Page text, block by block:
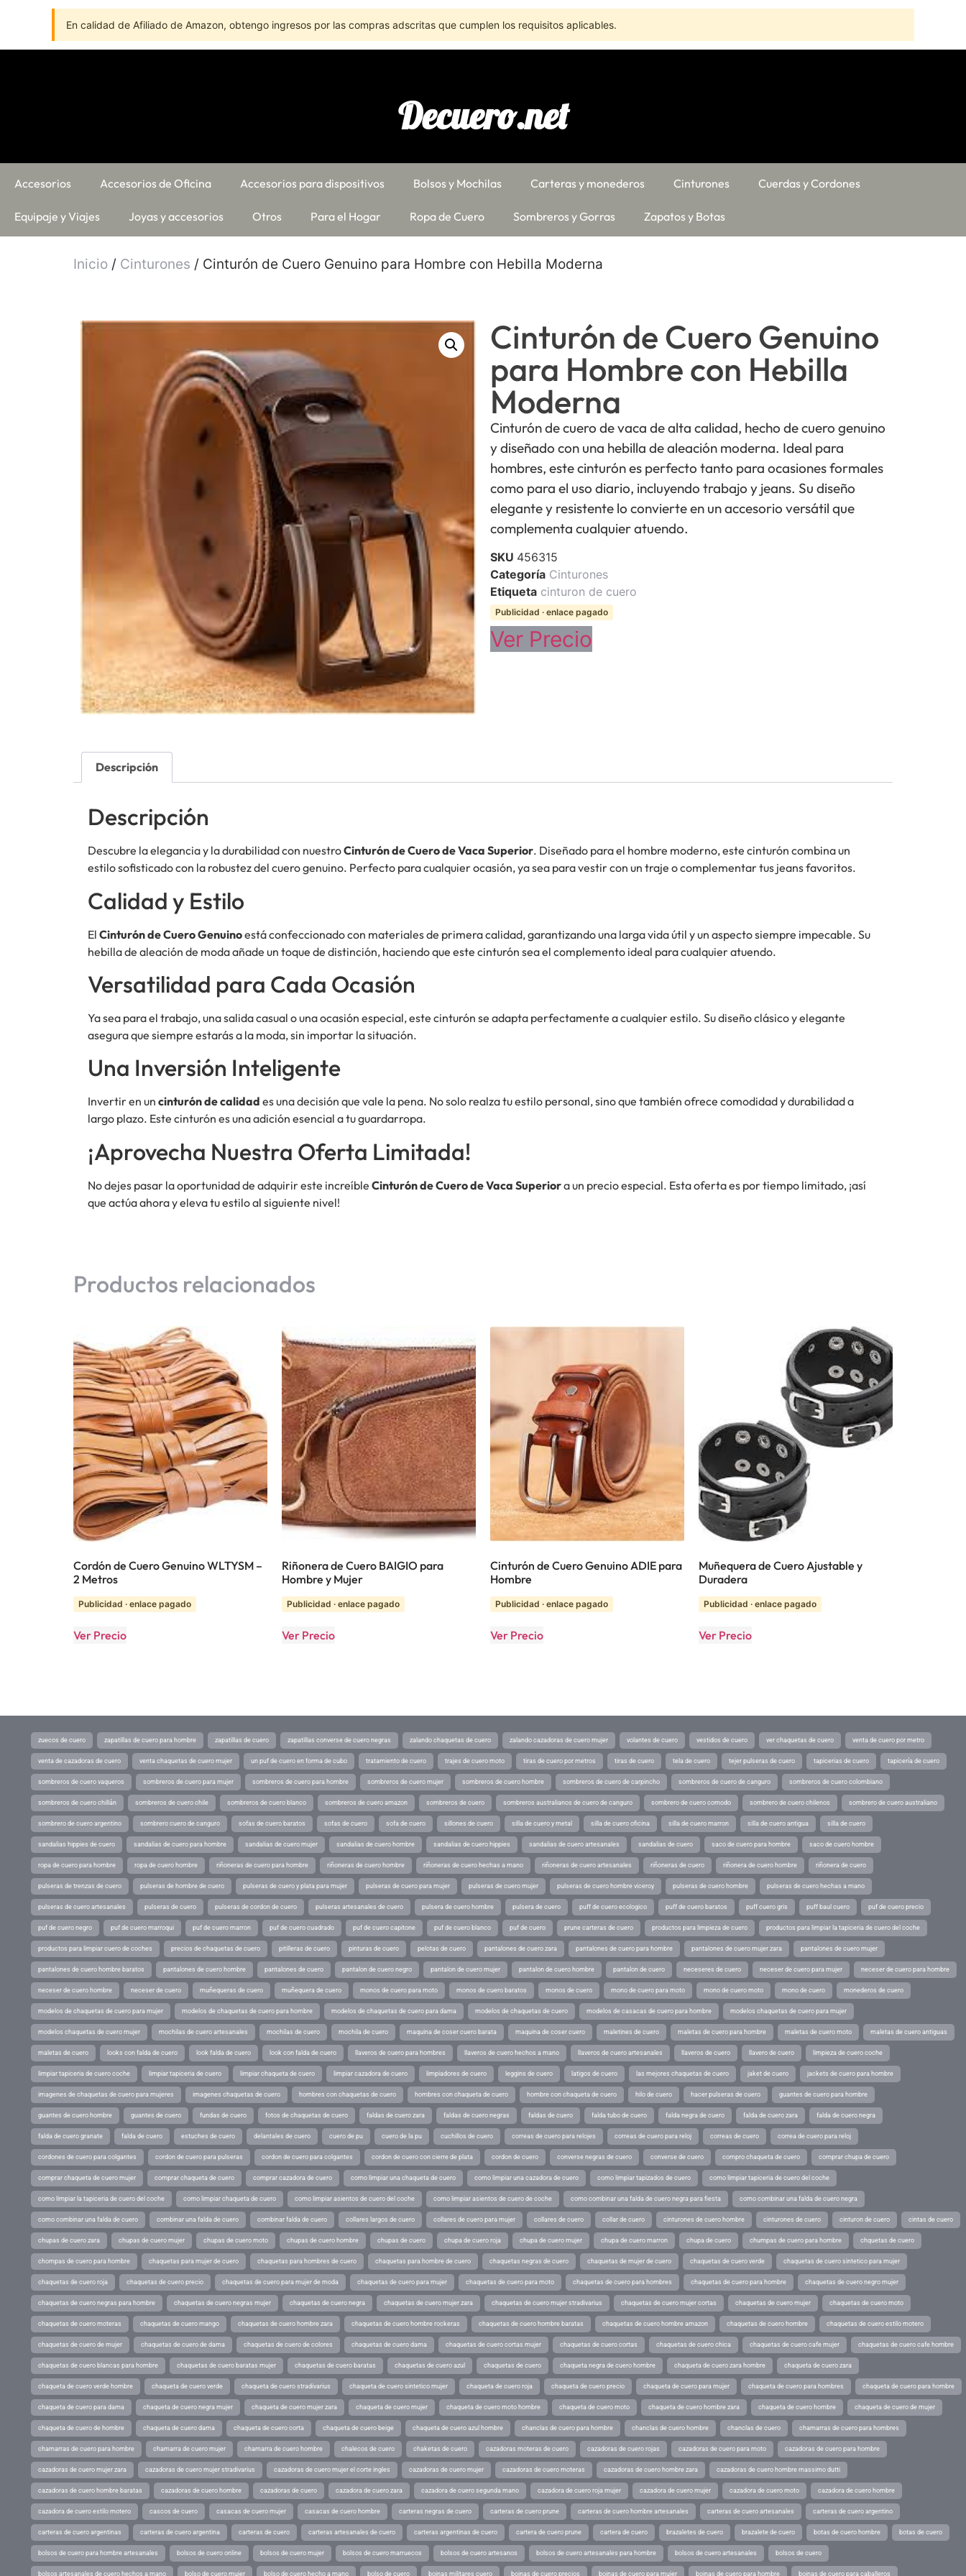
En calidad de Afiliado de Amazon, obtengo ingresos por las compras adscritas que cumplen los requisitos aplicables.
Decuero.net
Accesorios Accesorios de Oficina Accesorios para dispositivos Bolsos y Mochilas Carteras y monederos Cinturones Cuerdas y Cordones
Equipaje y Viajes Joyas y accesorios Otros Para el Hogar Ropa de Cuero Sombreros y Gorras Zapatos y Botas
Inicio / Cinturones / Cinturón de Cuero Genuino para Hombre con Hebilla Moderna
Cinturón de Cuero Genuino
para Hombre con Hebilla
Moderna
Cinturón de cuero de vaca de alta calidad, hecho de cuero genuino
y diseñado con una hebilla de aleación moderna. Ideal para
hombres, este cinturón es perfecto tanto para ocasiones formales
como para el uso diario, incluyendo trabajo y jeans. Su diseño
elegante y resistente lo convierte en un accesorio versátil que
complementa cualquier atuendo.
SKU 456315
Categoría Cinturones
Etiqueta cinturon de cuero
Publicidad · enlace pagado
Ver Precio
Descripción
Descripción
Descubre la elegancia y la durabilidad con nuestroCinturón de Cuero de Vaca Superior. Diseñado para el hombre moderno, este cinturón combina un
estilo sofisticado con la robustez del cuero genuino. Perfecto para cualquier ocasión, ya sea para vestir con un traje o complementar tus jeans favoritos.
Calidad y Estilo
El Cinturón de Cuero Genuinoestá confeccionado con materiales de primera calidad, garantizando una larga vida útil y un aspecto siempre impecable. Su
hebilla de aleación de moda añade un toque de distinción, haciendo que este cinturón sea el complemento ideal para cualquier atuendo.
Versatilidad para Cada Ocasión
Ya sea para el trabajo, una salida casual o una ocasión especial, este cinturón se adapta perfectamente a cualquier estilo. Su diseño clásico y elegante
asegura que siempre estarás a la moda, sin importar la situación.
Una Inversión Inteligente
Invertir en un cinturón de calidad es una decisión que vale la pena. No solo realza tu estilo personal, sino que también ofrece comodidad y durabilidad a
largo plazo. Este cinturón es una adición esencial a tu guardarropa.
¡Aprovecha Nuestra Oferta Limitada!
No dejes pasar la oportunidad de adquirir este increíble Cinturón de Cuero de Vaca Superiora un precio especial. Esta oferta es por tiempo limitado, ¡así
que actúa ahora y eleva tu estilo al siguiente nivel!
Productos relacionados
Cordón de Cuero Genuino WLTYSM –
2 Metros
Publicidad · enlace pagado
Ver Precio
Riñonera de Cuero BAIGIO para
Hombre y Mujer
Publicidad · enlace pagado
Ver Precio
Cinturón de Cuero Genuino ADIE para
Hombre
Publicidad · enlace pagado
Ver Precio
Muñequera de Cuero Ajustable y
Duradera
Publicidad · enlace pagado
Ver Precio
zuecos de cuero zapatillas de cuero para hombre zapatillas de cuero zapatillas converse de cuero negras zalando chaquetas de cuero zalando cazadoras de cuero mujer volantes de cuero vestidos de cuero ver chaquetas de cuero venta de cuero por metro
venta de cazadoras de cuero venta chaquetas de cuero mujer un puf de cuero en forma de cubo tratamiento de cuero trajes de cuero moto tiras de cuero por metros tiras de cuero tela de cuero tejer pulseras de cuero tapicerias de cuero tapicería de cuero
sombreros de cuero vaqueros sombreros de cuero para mujer sombreros de cuero para hombre sombreros de cuero mujer sombreros de cuero hombre sombreros de cuero de carpincho sombreros de cuero de canguro sombreros de cuero colombiano
sombreros de cuero chillán sombreros de cuero chile sombreros de cuero blanco sombreros de cuero amazon sombreros de cuero sombreros australianos de cuero de canguro sombrero de cuero comodo sombrero de cuero chilenos sombrero de cuero australiano
sombrero de cuero argentino sombrero cuero de canguro sofas de cuero baratos sofas de cuero sofa de cuero sillones de cuero silla de cuero y metal silla de cuero oficina silla de cuero marron silla de cuero antigua silla de cuero
sandalias hippies de cuero sandalias de cuero para hombre sandalias de cuero mujer sandalias de cuero hombre sandalias de cuero hippies sandalias de cuero artesanales sandalias de cuero saco de cuero para hombre saco de cuero hombre
ropa de cuero para hombre ropa de cuero hombre riñoneras de cuero para hombre riñoneras de cuero hombre riñoneras de cuero hechas a mano riñoneras de cuero artesanales riñoneras de cuero riñonera de cuero hombre riñonera de cuero
pulseras de trenzas de cuero pulseras de hombre de cuero pulseras de cuero y plata para mujer pulseras de cuero para mujer pulseras de cuero mujer pulseras de cuero hombre viceroy pulseras de cuero hombre pulseras de cuero hechas a mano
pulseras de cuero artesanales pulseras de cuero pulseras de cordon de cuero pulseras artesanales de cuero pulsera de cuero hombre pulsera de cuero puff de cuero ecologico puff de cuero baratos puff cuero gris puff baul cuero puf de cuero precio
puf de cuero negro puf de cuero marroqui puf de cuero marron puf de cuero cuadrado puf de cuero capitone puf de cuero blanco puf de cuero prune carteras de cuero productos para limpieza de cuero productos para limpiar la tapiceria de cuero del coche
productos para limpiar cuero de coches precios de chaquetas de cuero pitilleras de cuero pinturas de cuero pelotas de cuero pantalones de cuero zara pantalones de cuero para hombre pantalones de cuero mujer zara pantalones de cuero mujer
pantalones de cuero hombre baratos pantalones de cuero hombre pantalones de cuero pantalon de cuero negro pantalon de cuero mujer pantalon de cuero hombre pantalon de cuero neceseres de cuero neceser de cuero para mujer neceser de cuero para hombre
neceser de cuero hombre neceser de cuero muñequeras de cuero muñequera de cuero monos de cuero para moto monos de cuero baratos monos de cuero mono de cuero para moto mono de cuero moto mono de cuero monederos de cuero
modelos de chaquetas de cuero para mujer modelos de chaquetas de cuero para hombre modelos de chaquetas de cuero para dama modelos de chaquetas de cuero modelos de casacas de cuero para hombre modelos chaquetas de cuero para mujer
modelos chaquetas de cuero mujer mochilas de cuero artesanales mochilas de cuero mochila de cuero maquina de coser cuero barata maquina de coser cuero maletines de cuero maletas de cuero para hombre maletas de cuero moto maletas de cuero antiguas
maletas de cuero looks con falda de cuero look falda de cuero look con falda de cuero llaveros de cuero para hombres llaveros de cuero hechos a mano llaveros de cuero artesanales llaveros de cuero llavero de cuero limpieza de cuero coche
limpiar tapiceria de cuero coche limpiar tapiceria de cuero limpiar chaqueta de cuero limpiar cazadora de cuero limpiadores de cuero leggins de cuero latigos de cuero las mejores chaquetas de cuero jaket de cuero jackets de cuero para hombre
imagenes de chaquetas de cuero para mujeres imagenes chaquetas de cuero hombres con chaquetas de cuero hombres con chaqueta de cuero hombre con chaqueta de cuero hilo de cuero hacer pulseras de cuero guantes de cuero para hombre
guantes de cuero hombre guantes de cuero fundas de cuero fotos de chaquetas de cuero faldas de cuero zara faldas de cuero negras faldas de cuero falda tubo de cuero falda negra de cuero falda de cuero zara falda de cuero negra
falda de cuero granate falda de cuero estuches de cuero delantales de cuero cuero de pu cuero de la pu cuchillos de cuero correas de cuero para relojes correas de cuero para reloj correas de cuero correa de cuero para reloj
cordones de cuero para colgantes cordon de cuero para pulseras cordon de cuero para colgantes cordon de cuero con cierre de plata cordon de cuero converse negras de cuero converse de cuero compro chaqueta de cuero comprar chupa de cuero
comprar chaqueta de cuero mujer comprar chaqueta de cuero comprar cazadora de cuero como limpiar una chaqueta de cuero como limpiar una cazadora de cuero como limpiar tapizados de cuero como limpiar tapiceria de cuero del coche
como limpiar la tapiceria de cuero del coche como limpiar chaqueta de cuero como limpiar asientos de cuero del coche como limpiar asientos de cuero de coche como combinar una falda de cuero negra para fiesta como combinar una falda de cuero negra
como combinar una falda de cuero combinar una falda de cuero combinar falda de cuero collares largos de cuero collares de cuero para mujer collares de cuero collar de cuero cinturones de cuero hombre cinturones de cuero cinturon de cuero cintas de cuero
chupas de cuero zara chupas de cuero mujer chupas de cuero moto chupas de cuero hombre chupas de cuero chupa de cuero roja chupa de cuero mujer chupa de cuero marron chupa de cuero chumpas de cuero para hombre chquetas de cuero
chompas de cuero para hombre chaquetas para mujer de cuero chaquetas para hombres de cuero chaquetas para hombre de cuero chaquetas negras de cuero chaquetas de mujer de cuero chaquetas de cuero verde chaquetas de cuero sintetico para mujer
chaquetas de cuero roja chaquetas de cuero precio chaquetas de cuero para mujer de moda chaquetas de cuero para mujer chaquetas de cuero para moto chaquetas de cuero para hombres chaquetas de cuero para hombre chaquetas de cuero negro mujer
chaquetas de cuero negras para hombre chaquetas de cuero negras mujer chaquetas de cuero negra chaquetas de cuero mujer zara chaquetas de cuero mujer stradivarius chaquetas de cuero mujer cortas chaquetas de cuero mujer chaquetas de cuero moto
chaquetas de cuero moteras chaquetas de cuero mango chaquetas de cuero hombre zara chaquetas de cuero hombre rockeras chaquetas de cuero hombre baratas chaquetas de cuero hombre amazon chaquetas de cuero hombre chaquetas de cuero estilo motero
chaquetas de cuero de mujer chaquetas de cuero de dama chaquetas de cuero de colores chaquetas de cuero dama chaquetas de cuero cortas mujer chaquetas de cuero cortas chaquetas de cuero chica chaquetas de cuero cafe mujer chaquetas de cuero cafe hombre
chaquetas de cuero blancas para hombre chaquetas de cuero baratas mujer chaquetas de cuero baratas chaquetas de cuero azul chaquetas de cuero chaqueta negra de cuero hombre chaqueta de cuero zara hombre chaqueta de cuero zara
chaqueta de cuero verde hombre chaqueta de cuero verde chaqueta de cuero stradivarius chaqueta de cuero sintetico mujer chaqueta de cuero roja chaqueta de cuero precio chaqueta de cuero para mujer chaqueta de cuero para hombres chaqueta de cuero para hombre
chaqueta de cuero para dama chaqueta de cuero negra mujer chaqueta de cuero mujer zara chaqueta de cuero mujer chaqueta de cuero moto hombre chaqueta de cuero moto chaqueta de cuero hombre zara chaqueta de cuero hombre chaqueta de cuero de mujer
chaqueta de cuero de hombre chaqueta de cuero dama chaqueta de cuero corta chaqueta de cuero beige chaqueta de cuero azul hombre chanclas de cuero para hombre chanclas de cuero hombre chanclas de cuero chamarras de cuero para hombres
chamarras de cuero para hombre chamarra de cuero mujer chamarra de cuero hombre chalecos de cuero chaketas de cuero cazadoras moteras de cuero cazadoras de cuero rojas cazadoras de cuero para moto cazadoras de cuero para hombre
cazadoras de cuero mujer zara cazadoras de cuero mujer stradivarius cazadoras de cuero mujer el corte ingles cazadoras de cuero mujer cazadoras de cuero moteras cazadoras de cuero hombre zara cazadoras de cuero hombre massimo dutti
cazadoras de cuero hombre baratas cazadoras de cuero hombre cazadoras de cuero cazadora de cuero zara cazadora de cuero segunda mano cazadora de cuero roja mujer cazadora de cuero mujer cazadora de cuero moto cazadora de cuero hombre
cazadora de cuero estilo motero cascos de cuero casacas de cuero mujer casacas de cuero hombre carteras negras de cuero carteras de cuero prune carteras de cuero hombre artesanales carteras de cuero artesanales carteras de cuero argentino
carteras de cuero argentinas carteras de cuero argentina carteras de cuero carteras artesanales de cuero carteras argentinas de cuero cartera de cuero prune cartera de cuero brazaletes de cuero brazalete de cuero botas de cuero hombre botas de cuero
bolsos de cuero para hombre artesanales bolsos de cuero online bolsos de cuero mujer bolsos de cuero marruecos bolsos de cuero artesanos bolsos de cuero artesanales para hombre bolsos de cuero artesanales bolsos de cuero
bolsos artesanales de cuero hechos a mano bolso de cuero mujer bolso de cuero hecho a mano bolso de cuero boinas militares cuero boinas de cuero precios boinas de cuero para mujer boinas de cuero para hombre boinas de cuero para caballeros